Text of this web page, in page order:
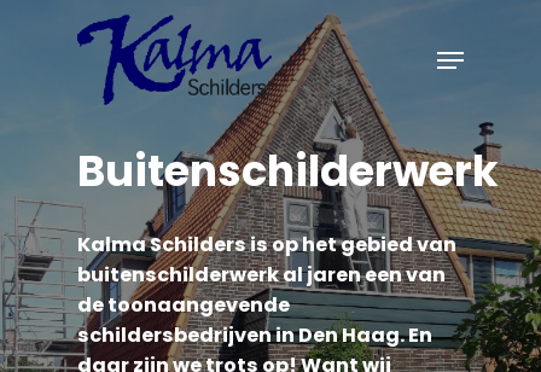
Menu
Buitenschilderwerk
KalmaSchildersisophetgebiedvan
buitenschilderwerkaljareneenvan
detoonaangevende
schildersbedrijveninDenHaag.En
daarzijnwetrots op!Wantwij